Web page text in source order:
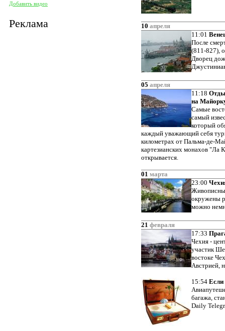
Добавить видео
Реклама 10 апреля
11:01
После
(811-827),
Дворец
05 апреля
11:18
на
Самые
самый
который
каждый уважающий себя
километрах от Пальма-де-
картезианских монахов "Ла
открывается.
01 марта
23:00
окружены
можно
21 февраля
17:33
Чехия -
участик
востоке
Австрией,
15:54 Если
багажа,
Daily